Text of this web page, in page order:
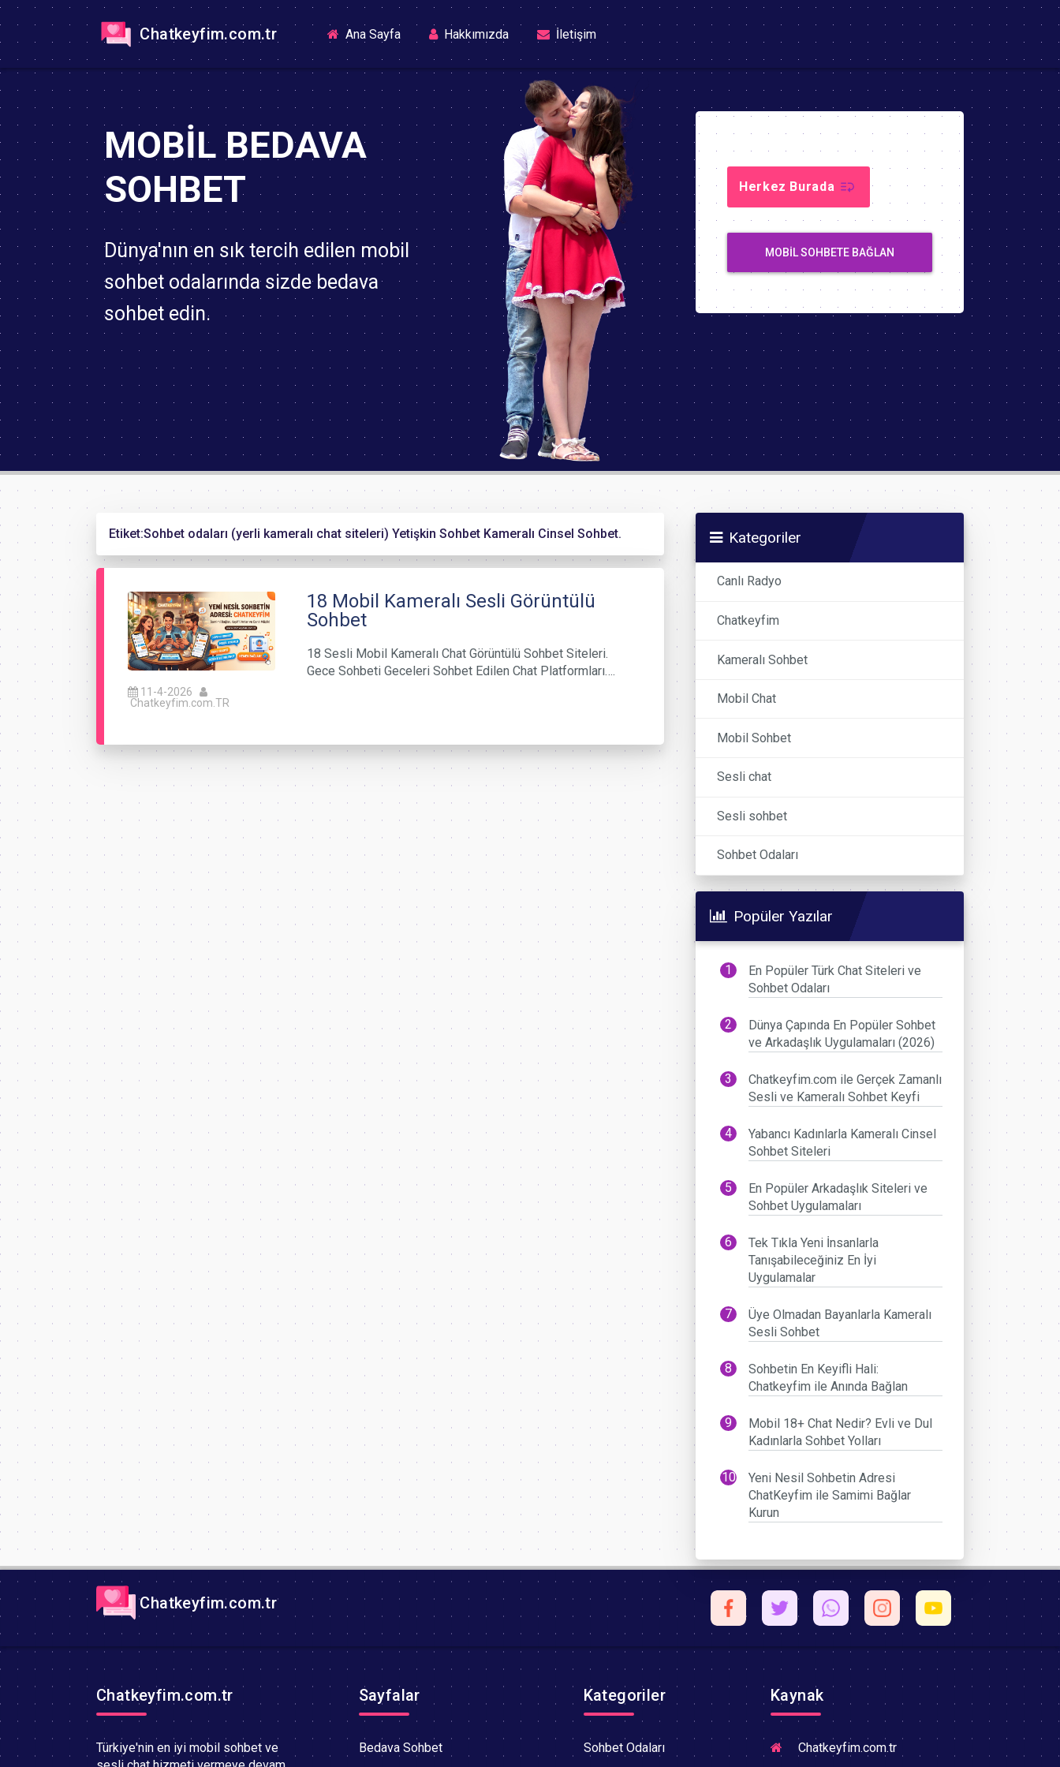
Chatkeyfim.com.tr Ana Sayfa(current)Hakkımızda İletişim
MOBIL BEDAVA
SOHBET
Dünya'nın en sık tercih edilen mobil
sohbet odalarında sizde bedava
sohbet edin.
Herkez Burada
MOBIL SOHBETE BAĞLAN
Etiket:Sohbet odaları (yerli kameralı chat siteleri) Yetişkin Sohbet Kameralı Cinsel Sohbet.
11-4-2026
Chatkeyfim.com.TR
18 Mobil Kameralı Sesli Görüntülü
Sohbet
18 Sesli Mobil Kameralı Chat Görüntülü Sohbet Siteleri.
Gece Sohbeti Geceleri Sohbet Edilen Chat Platformları….
Kategoriler
Canlı Radyo
Chatkeyfim
Kameralı Sohbet
Mobil Chat
Mobil Sohbet
Sesli chat
Sesli sohbet
Sohbet Odaları
Popüler Yazılar
En Popüler Türk Chat Siteleri ve
Sohbet Odaları
Dünya Çapında En Popüler Sohbet
ve Arkadaşlık Uygulamaları (2026)
Chatkeyfim.com ile Gerçek Zamanlı
Sesli ve Kameralı Sohbet Keyfi
Yabancı Kadınlarla Kameralı Cinsel
Sohbet Siteleri
En Popüler Arkadaşlık Siteleri ve
Sohbet Uygulamaları
Tek Tıkla Yeni İnsanlarla
Tanışabileceğiniz En İyi
Uygulamalar
Üye Olmadan Bayanlarla Kameralı
Sesli Sohbet
Sohbetin En Keyifli Hali:
Chatkeyfim ile Anında Bağlan
Mobil 18+ Chat Nedir? Evli ve Dul
Kadınlarla Sohbet Yolları
Yeni Nesil Sohbetin Adresi
ChatKeyfim ile Samimi Bağlar
Kurun
Chatkeyfim.com.tr
Chatkeyfim.com.tr
Türkiye'nin en iyi mobil sohbet ve
Sayfalar
Bedava Sohbet
Kategoriler
Sohbet Odaları
Kaynak
Chatkeyfim.com.tr